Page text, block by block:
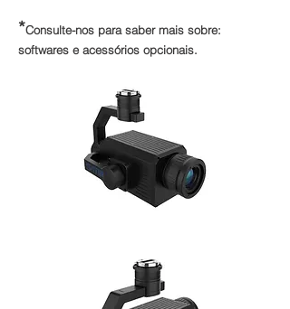
*Consulte-nos para saber mais sobre:
softwares e acessórios opcionais.